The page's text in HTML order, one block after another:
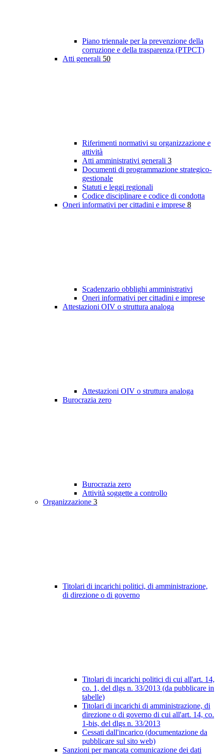
Piano triennale per la prevenzione della
corruzione e della trasparenza (PTPCT)
Atti generali 50
Riferimenti normativi su organizzazione e
attività
Atti amministrativi generali 3
Documenti di programmazione strategico-
gestionale
Statuti e leggi regionali
Codice disciplinare e codice di condotta
Oneri informativi per cittadini e imprese 8
Scadenzario obblighi amministrativi
Oneri informativi per cittadini e imprese
Attestazioni OIV o struttura analoga
Attestazioni OIV o struttura analoga
Burocrazia zero
Burocrazia zero
Attività soggette a controllo
Organizzazione 3
Titolari di incarichi politici, di amministrazione,
di direzione o di governo
Titolari di incarichi politici di cui all'art. 14,
co. 1, del dlgs n. 33/2013 (da pubblicare in
tabelle)
Titolari di incarichi di amministrazione, di
direzione o di governo di cui all'art. 14, co.
1-bis, del dlgs n. 33/2013
Cessati dall'incarico (documentazione da
pubblicare sul sito web)
Sanzioni per mancata comunicazione dei dati